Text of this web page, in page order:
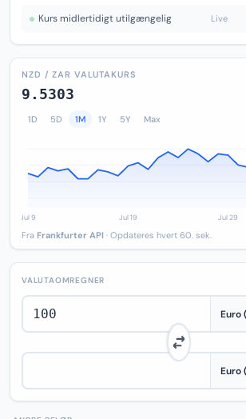
Kurs midlertidigt utilgængelig Live
NZD / ZAR VALUTAKURS
9.5303
1D 5D 1M 1Y 5Y Max
Fra Frankfurter API · Opdateres hvert 60. sek.
VALUTAOMREGNER